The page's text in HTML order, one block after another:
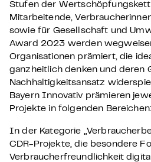
Stufen der
Mitarbeitende,
sowie für Gesellschaft und
Award 2023 werden
Organisationen prämiert, die
ganzheitlich denken und deren
Nachhaltigkeitsansatz
Bayern Innovativ prämieren
Projekte in folgenden Bereichen:
In der Kategorie
CDR-Projekte, die besondere
Verbraucherfreundlichkeit